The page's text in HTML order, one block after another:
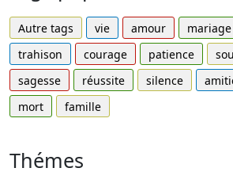
Autre tags vie amour mariage
trahison
courage patience
sagesse
réussite silence
mort
famille
Thémes